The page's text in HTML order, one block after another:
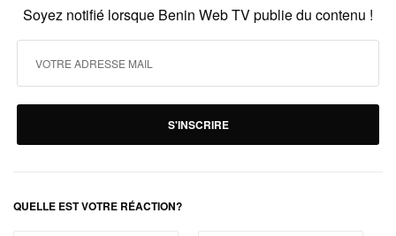
Soyez notifié lorsque Benin Web TV publie du contenu !
S'INSCRIRE
QUELLE EST VOTRE RÉACTION?